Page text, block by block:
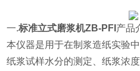
一.标准立式磨浆机ZB-PFI 产品
本仪器是用于在制浆造纸实验
纸浆试样水分的测定、纸浆浓